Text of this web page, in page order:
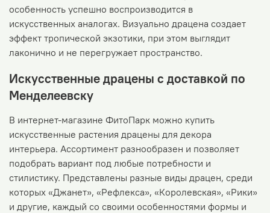
особенность успешно воспроизводится в
искусственных аналогах. Визуально драцена создает
эффект тропической экзотики, при этом выглядит
лаконично и не перегружает пространство.
Искусственные драцены с доставкой по
Менделеевску
В интернет-магазине ФитоПарк можно купить
искусственные растения драцены для декора
интерьера. Ассортимент разнообразен и позволяет
подобрать вариант под любые потребности и
стилистику. Представлены разные виды драцен, среди
которых «Джанет», «Рефлекса», «Королевская», «Рики»
и другие, каждый со своими особенностями формы и